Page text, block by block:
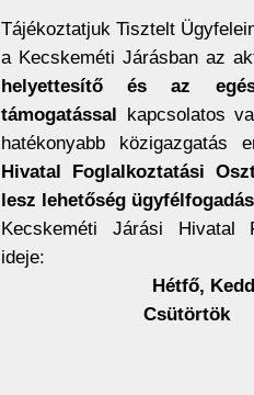
Tájékoztatjuk Tisztelt
a Kecskeméti Járásban az
helyettesítő és az
támogatással kapcsolatos
hatékonyabb
Hivatal Foglalkoztatási
lesz lehetőség
Kecskeméti Járási Hivatal
ideje:
Hétfő,